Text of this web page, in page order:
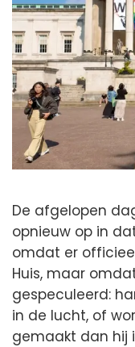
De afgelopen
opnieuw op in
omdat er
Huis, maar
gespeculeerd:
in de lucht, of
gemaakt dan hij